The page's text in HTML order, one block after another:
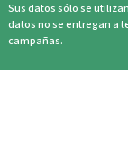
Sus datos sólo se
datos no se entregan a
campañas.